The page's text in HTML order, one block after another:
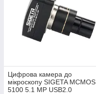
Цифрова камера до
мікроскопу SIGETA MCMOS
5100 5.1 MP USB2.0